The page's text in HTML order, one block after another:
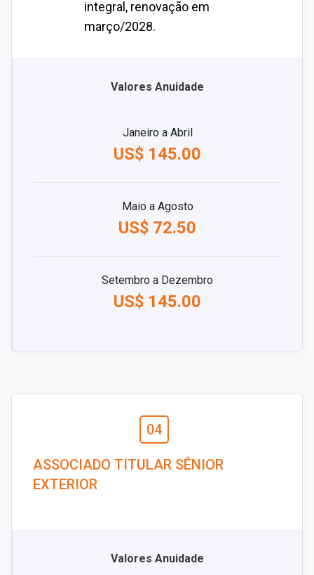
integral, renovação em
março/2028.
Valores Anuidade
Janeiro a Abril
US$ 145.00
Maio a Agosto
US$ 72.50
Setembro a Dezembro
US$ 145.00
04
ASSOCIADO TITULAR SÊNIOR
EXTERIOR
Valores Anuidade